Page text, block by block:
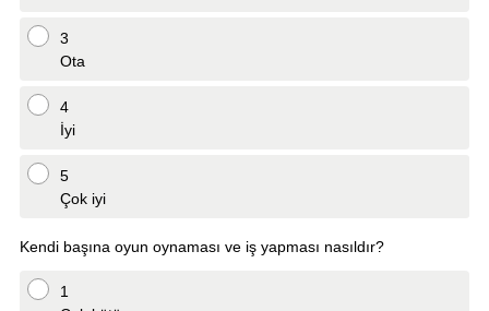
3
Ota
4
İyi
5
Çok iyi
Kendi başına oyun oynaması ve iş yapması nasıldır?
1